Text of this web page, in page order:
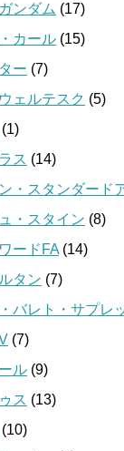
ンダム (17)
カール (15)
ー (7)
ェルテスク (5)
(1)
ス (14)
・スタンダード
・スタイン (8)
ードFA (14)
タン (7)
バレト・サプレ
(7)
ル (9)
ス (13)
(10)